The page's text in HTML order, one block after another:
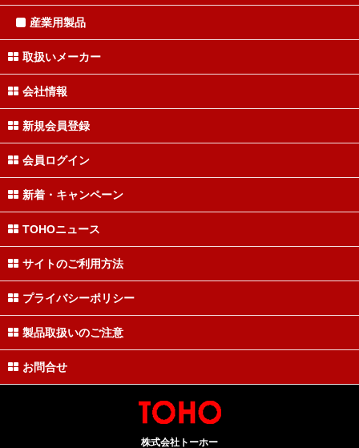
産業用製品
取扱いメーカー
会社情報
新規会員登録
会員ログイン
新着・キャンペーン
TOHOニュース
サイトのご利用方法
プライバシーポリシー
製品取扱いのご注意
お問合せ
株式会社トーホー